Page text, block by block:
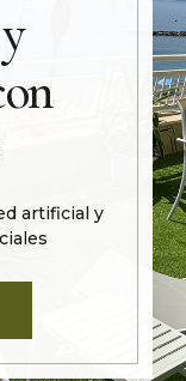
artificial y